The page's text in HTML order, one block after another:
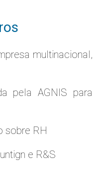
multinacional,
pela AGNIS para
sobre RH
e R&S